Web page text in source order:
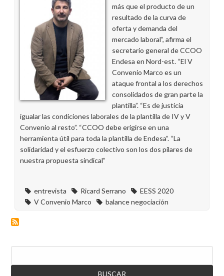
más que el producto de un
resultado de la curva de
oferta y demanda del
mercado laboral”, afirma el
secretario general de CCOO
Endesa en Nord-est. “El V
Convenio Marco es un
ataque frontal a los derechos
consolidados de gran parte la
plantilla”. “Es de justicia
igualar las condiciones laborales de la plantilla de IV y V
Convenio al resto”. “CCOO debe erigirse en una
herramienta útil para toda la plantilla de Endesa”. “La
solidaridad y el esfuerzo colectivo son los dos pilares de
nuestra propuesta sindical”
entrevista Ricard Serrano
EESS 2020
V Convenio Marco
balance negociación